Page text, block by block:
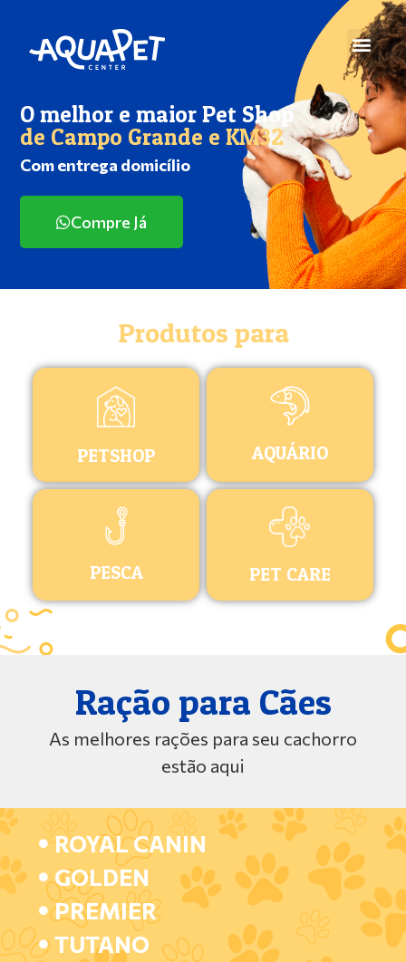
O melhor e maior Pet Shop
de Campo Grande e KM32
Com entrega domicílio
Compre Já
Produtos para
PETSHOP AQUÁRIO
PESCA PET CARE
Ração para Cães
As melhores rações para seu cachorro
estão aqui
ROYAL CANIN
GOLDEN
PREMIER
TUTANO